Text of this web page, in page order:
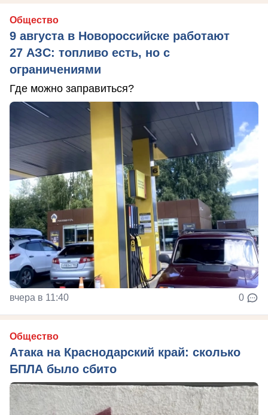
Общество
9 августа в Новороссийске работают
27 АЗС: топливо есть, но с
ограничениями
Где можно заправиться?
вчера в 11:40 0
Общество
Атака на Краснодарский край: сколько
БПЛА было сбито